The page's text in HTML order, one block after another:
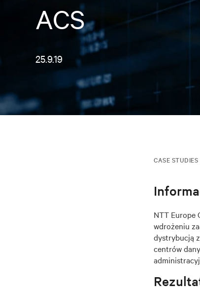
ACS
25.9.19
CASE STUDIES
NTT Europe
wdrożeniu
dystrybucją
centrów